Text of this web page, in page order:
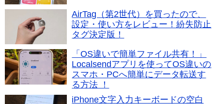
AirTag（第2世代）を買ったので、
設定・使い方をレビュー！紛失防止
タグ決定版！
「OS違いで簡単ファイル共有！」
Localsendアプリを使ってOS違いの
スマホ・PCへ簡単にデータ転送す
る方法 ！
iPhone文字入力キーボードの空白